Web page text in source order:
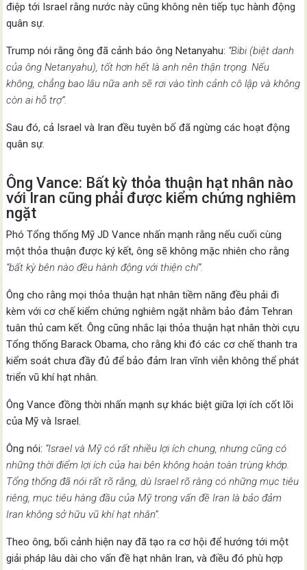
điệp tới Israel rằng nước này cũng không nên tiếp tục hành động
quân sự.
Trump nói rằng ông đã cảnh báo ông Netanyahu: “Bibi (biệt danh
của ông Netanyahu), tốt hơn hết là anh nên thận trọng. Nếu
không, chẳng bao lâu nữa anh sẽ rơi vào tình cảnh cô lập và không
còn ai hỗ trợ”.
Sau đó, cả Israel và Iran đều tuyên bố đã ngừng các hoạt động
quân sự.
Ông Vance: Bất kỳ thỏa thuận hạt nhân nào
với Iran cũng phải được kiểm chứng nghiêm
ngặt
Phó Tổng thống Mỹ JD Vance nhấn mạnh rằng nếu cuối cùng
một thỏa thuận được ký kết, ông sẽ không mặc nhiên cho rằng
“bất kỳ bên nào đều hành động với thiện chí”.
Ông cho rằng mọi thỏa thuận hạt nhân tiềm năng đều phải đi
kèm với cơ chế kiểm chứng nghiêm ngặt nhằm bảo đảm Tehran
tuân thủ cam kết. Ông cũng nhắc lại thỏa thuận hạt nhân thời cựu
Tổng thống Barack Obama, cho rằng khi đó các cơ chế thanh tra
kiểm soát chưa đầy đủ để bảo đảm Iran vĩnh viễn không thể phát
triển vũ khí hạt nhân.
Ông Vance đồng thời nhấn mạnh sự khác biệt giữa lợi ích cốt lõi
của Mỹ và Israel.
Ông nói: “Israel và Mỹ có rất nhiều lợi ích chung, nhưng cũng có
những thời điểm lợi ích của hai bên không hoàn toàn trùng khớp.
Tổng thống đã nói rất rõ rằng, dù Israel rõ ràng có những mục tiêu
riêng, mục tiêu hàng đầu của Mỹ trong vấn đề Iran là bảo đảm
Iran không sở hữu vũ khí hạt nhân”.
Theo ông, bối cảnh hiện nay đã tạo ra cơ hội để hướng tới một
giải pháp lâu dài cho vấn đề hạt nhân Iran, và điều đó phù hợp